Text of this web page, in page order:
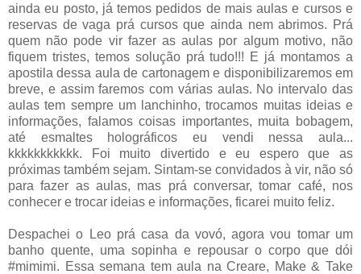
ainda eu posto, já temos pedidos de mais aulas e cursos e
reservas de vaga prá cursos que ainda nem abrimos. Prá
quem não pode vir fazer as aulas por algum motivo, não
fiquem tristes, temos solução prá tudo!!! E já montamos a
apostila dessa aula de cartonagem e disponibilizaremos em
breve, e assim faremos com várias aulas. No intervalo das
aulas tem sempre um lanchinho, trocamos muitas ideias e
informações, falamos coisas importantes, muita bobagem,
até esmaltes holográficos eu vendi nessa aula...
kkkkkkkkkkk. Foi muito divertido e eu espero que as
próximas também sejam. Sintam-se convidados à vir, não só
para fazer as aulas, mas prá conversar, tomar café, nos
conhecer e trocar ideias e informações, ficarei muito feliz.
Despachei o Leo prá casa da vovó, agora vou tomar um
banho quente, uma sopinha e repousar o corpo que dói
#mimimi. Essa semana tem aula na Creare, Make & Take